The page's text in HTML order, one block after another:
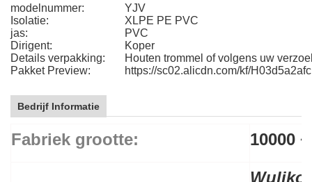
modelnummer:
YJV
Isolatie:
XLPE PE PVC
jas:
PVC
Dirigent:
Koper
Details verpakking:
Houten trommel of volgens uw
Pakket Preview:
https://sc02.alicdn.com/kf/
Bedrijf Informatie
Fabriek grootte: 10000